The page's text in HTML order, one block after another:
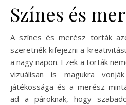
Színes és
A színes és merész torták
szeretnék kifejezni a
a nagy napon. Ezek a torták
vizuálisan is magukra
játékossága és a merész
ad a pároknak, hogy